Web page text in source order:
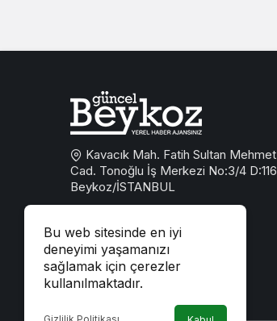
Bu web sitesinde en iyi
deneyimi yaşamanızı
sağlamak için çerezler
kullanılmaktadır.
Kavacık Mah. Fatih Sultan Mehmet
Cad. Tonoğlu İş Merkezi No:3/4 D:116
Beykoz/İSTANBUL
beykozguncel@gmail.com
iletisim@beykozguncel.com